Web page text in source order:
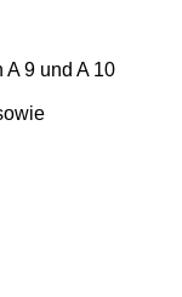
9 und A 10